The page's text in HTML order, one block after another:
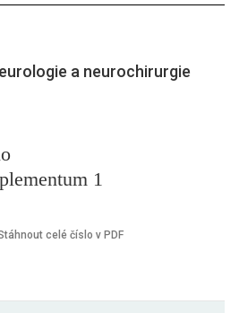
a neurochirurgie
1
celé číslo v PDF